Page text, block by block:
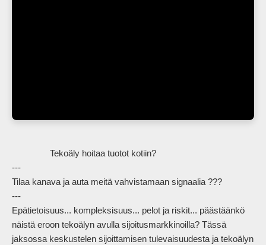
---
Tilaa kanava ja auta meitä vahvistamaan signaalia ???
---
Epätietoisuus... kompleksisuus... pelot ja riskit... päästäänkö
näistä eroon tekoälyn avulla sijoitusmarkkinoilla? Tässä
jaksossa keskustelen sijoittamisen tulevaisuudesta ja tekoälyn